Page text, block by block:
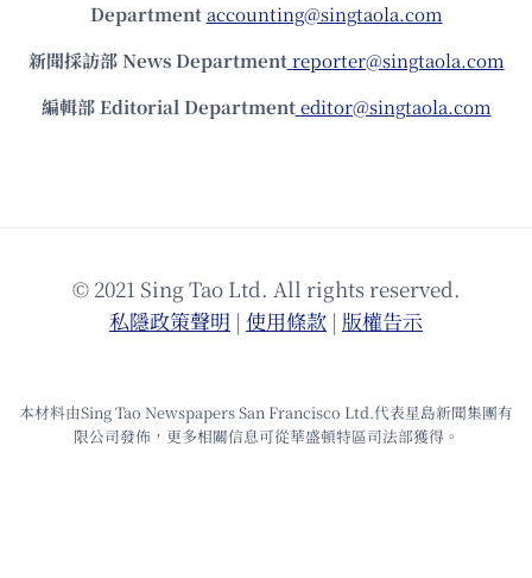
Department accounting@singtaola.com
新聞採訪部 News Department reporter@singtaola.com
編輯部 Editorial Department editor@singtaola.com
© 2021 Sing Tao Ltd. All rights reserved.
私隱政策聲明 | 使⽤條款 | 版權告⽰
本材料由Sing Tao Newspapers San Francisco Ltd.代表星島新聞集團有
限公司發佈，更多相關信息可從華盛頓特區司法部獲得。